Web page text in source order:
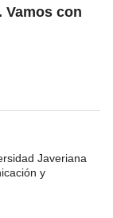
Vamos con
Javeriana
y